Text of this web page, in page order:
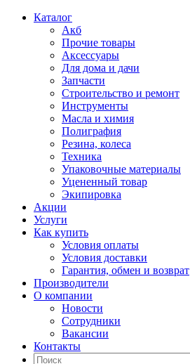
Каталог
Акб
Прочие товары
Аксессуары
Для дома и дачи
Запчасти
Строительство и ремонт
Инструменты
Масла и химия
Полиграфия
Резина, колеса
Техника
Упаковочные материалы
Уцененный товар
Экипировка
Акции
Услуги
Как купить
Условия оплаты
Условия доставки
Гарантия, обмен и возврат
Производители
О компании
Новости
Сотрудники
Вакансии
Контакты